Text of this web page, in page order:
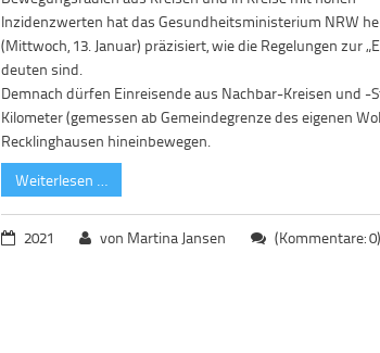
Inzidenzwerten hat das Gesundheitsministerium NRW
(Mittwoch, 13. Januar) präzisiert, wie die Regelungen zur
deuten sind.
Demnach dürfen Einreisende aus Nachbar-Kreisen und -
Kilometer (gemessen ab Gemeindegrenze des eigenen
Recklinghausen hineinbewegen.
Weiterlesen …
2021 von Martina Jansen (Kommentare: 0)